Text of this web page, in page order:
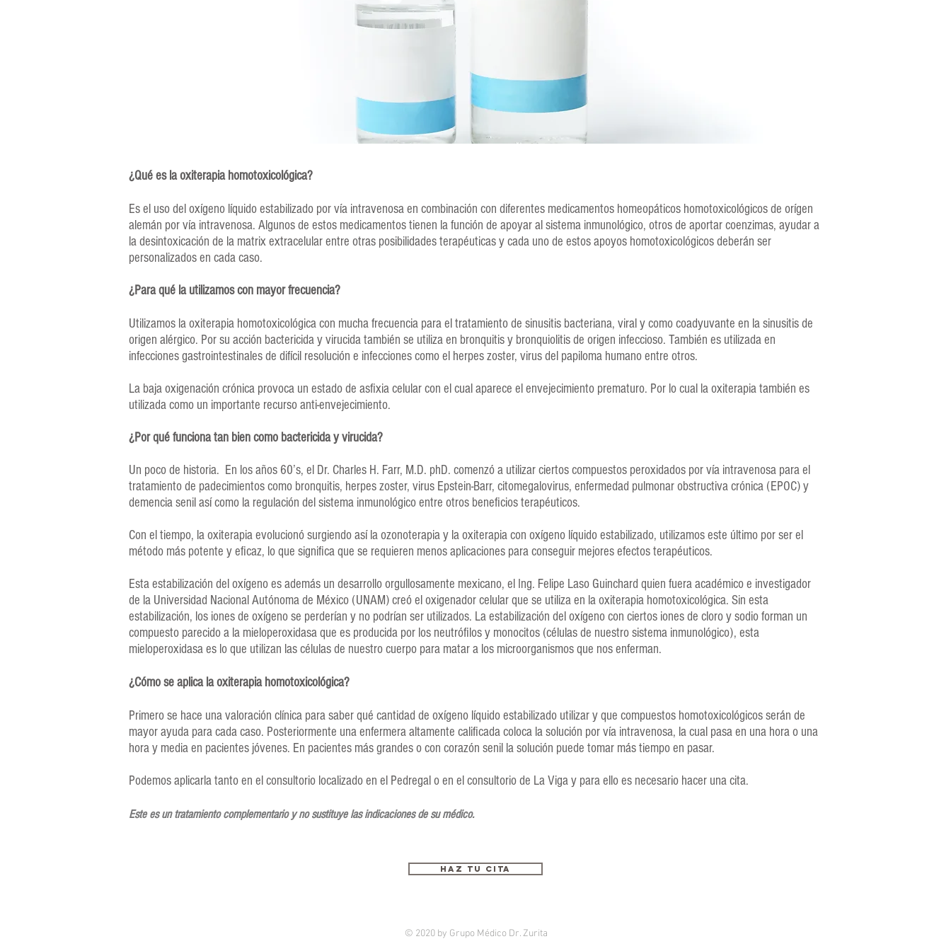
¿Qué es la oxiterapia homotoxicológica?
Es el uso del oxígeno líquido estabilizado por vía intravenosa en combinación con diferentes medicamentos homeopáticos homotoxicológicos de orígen
alemán por vía intravenosa. Algunos de estos medicamentos tienen la función de apoyar al sistema inmunológico, otros de aportar coenzimas, ayudar a
la desintoxicación de la matrix extracelular entre otras posibilidades terapéuticas y cada uno de estos apoyos homotoxicológicos deberán ser
personalizados en cada caso.
¿Para qué la utilizamos con mayor frecuencia?
Utilizamos la oxiterapia homotoxicológica con mucha frecuencia para el tratamiento de sinusitis bacteriana, viral y como coadyuvante en la sinusitis de
origen alérgico. Por su acción bactericida y virucida también se utiliza en bronquitis y bronquiolitis de origen infeccioso. También es utilizada en
infecciones gastrointestinales de difícil resolución e infecciones como el herpes zoster, virus del papiloma humano entre otros.
La baja oxigenación crónica provoca un estado de asfixia celular con el cual aparece el envejecimiento prematuro. Por lo cual la oxiterapia también es
utilizada como un importante recurso anti-envejecimiento.
¿Por qué funciona tan bien como bactericida y virucida?
Un poco de historia. En los años 60’s, el Dr. Charles H. Farr, M.D. phD. comenzó a utilizar ciertos compuestos peroxidados por vía intravenosa para el
tratamiento de padecimientos como bronquitis, herpes zoster, virus Epstein-Barr, citomegalovirus, enfermedad pulmonar obstructiva crónica (EPOC) y
demencia senil así como la regulación del sistema inmunológico entre otros beneficios terapéuticos.
Con el tiempo, la oxiterapia evolucionó surgiendo así la ozonoterapia y la oxiterapia con oxígeno líquido estabilizado, utilizamos este último por ser el
método más potente y eficaz, lo que significa que se requieren menos aplicaciones para conseguir mejores efectos terapéuticos.
Esta estabilización del oxígeno es además un desarrollo orgullosamente mexicano, el Ing. Felipe Laso Guinchard quien fuera académico e investigador
de la Universidad Nacional Autónoma de México (UNAM) creó el oxigenador celular que se utiliza en la oxiterapia homotoxicológica. Sin esta
estabilización, los iones de oxígeno se perderían y no podrían ser utilizados. La estabilización del oxígeno con ciertos iones de cloro y sodio forman un
compuesto parecido a la mieloperoxidasa que es producida por los neutrófilos y monocitos (células de nuestro sistema inmunológico), esta
mieloperoxidasa es lo que utilizan las células de nuestro cuerpo para matar a los microorganismos que nos enferman.
¿Cómo se aplica la oxiterapia homotoxicológica?
Primero se hace una valoración clínica para saber qué cantidad de oxígeno líquido estabilizado utilizar y que compuestos homotoxicológicos serán de
mayor ayuda para cada caso. Posteriormente una enfermera altamente calificada coloca la solución por vía intravenosa, la cual pasa en una hora o una
hora y media en pacientes jóvenes. En pacientes más grandes o con corazón senil la solución puede tomar más tiempo en pasar.
Podemos aplicarla tanto en el consultorio localizado en el Pedregal o en el consultorio de La Viga y para ello es necesario hacer una cita.
Este es un tratamiento complementario y no sustituye las indicaciones de su médico.
Haz tu cita
© 2020 by Grupo Médico Dr. Zurita